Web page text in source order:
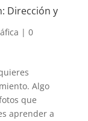
Dirección y
| 0
Algo
que
aprender a